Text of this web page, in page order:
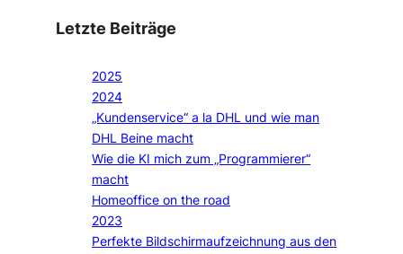
Letzte Beiträge
2025
2024
„Kundenservice“ a la DHL und wie man
DHL Beine macht
Wie die KI mich zum „Programmierer“
macht
Homeoffice on the road
2023
Perfekte Bildschirmaufzeichnung aus den